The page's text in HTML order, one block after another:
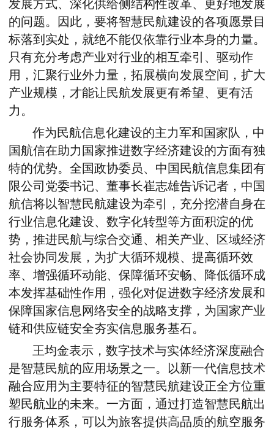
发展方式、深化供给侧结构性改革、更好地发展
的问题。因此，要将智慧民航建设的各项愿景目
标落到实处，就绝不能仅依靠行业本身的力量。
只有充分考虑产业对行业的相互牵引、驱动作
用，汇聚行业外力量，拓展横向发展空间，扩大
产业规模，才能让民航发展更有希望、更有活
力。
作为民航信息化建设的主力军和国家队，中
国航信在助力国家推进数字经济建设的方面有独
特的优势。全国政协委员、中国民航信息集团有
限公司党委书记、董事长崔志雄告诉记者，中国
航信将以智慧民航建设为牵引，充分挖潜自身在
行业信息化建设、数字化转型等方面积淀的优
势，推进民航与综合交通、相关产业、区域经济
社会协同发展，为扩大循环规模、提高循环效
率、增强循环动能、保障循环安畅、降低循环成
本发挥基础性作用，强化对促进数字经济发展和
保障国家信息网络安全的战略支撑，为国家产业
链和供应链安全夯实信息服务基石。
王均金表示，数字技术与实体经济深度融合
是智慧民航的应用场景之一。以新一代信息技术
融合应用为主要特征的智慧民航建设正全方位重
塑民航业的未来。一方面，通过打造智慧民航出
行服务体系，可以为旅客提供高品质的航空服务